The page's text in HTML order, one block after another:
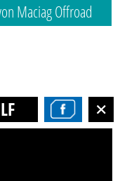
Maciag Offroad